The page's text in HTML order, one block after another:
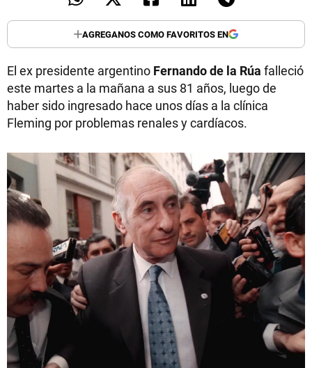
AGREGANOS COMO FAVORITOS EN
El ex presidente argentino Fernando de la Rúa falleció
este martes a la mañana a sus 81 años, luego de
haber sido ingresado hace unos días a la clínica
Fleming por problemas renales y cardíacos.